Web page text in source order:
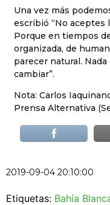
Una vez más
escribió “No aceptes
Porque en tiempos
organizada, de
parecer natural.
cambiar”.
Nota: Carlos
Prensa Alternativa
2019-09-04 20:10:00
Etiquetas: Bahía